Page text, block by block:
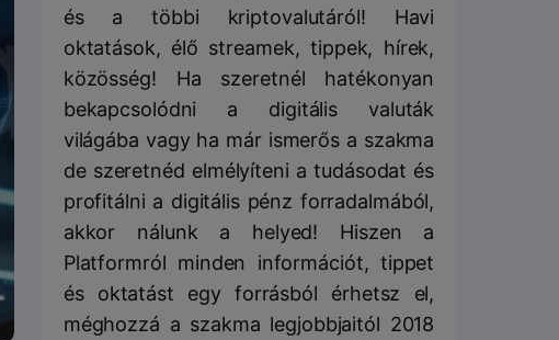
és a többi kriptovalutáról! Havi
oktatások, élő streamek, tippek, hírek,
közösség! Ha szeretnél hatékonyan
bekapcsolódni a digitális valuták
világába vagy ha már ismerős a szakma
de szeretnéd elmélyíteni a tudásodat és
profitálni a digitális pénz forradalmából,
akkor nálunk a helyed! Hiszen a
Platformról minden információt, tippet
és oktatást egy forrásból érhetsz el,
méghozzá a szakma legjobbjaitól 2018